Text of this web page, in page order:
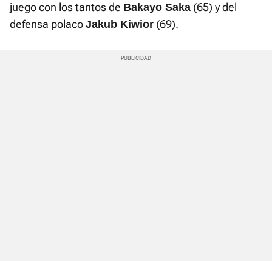
juego con los tantos de Bakayo Saka (65) y del
defensa polaco Jakub Kiwior (69).